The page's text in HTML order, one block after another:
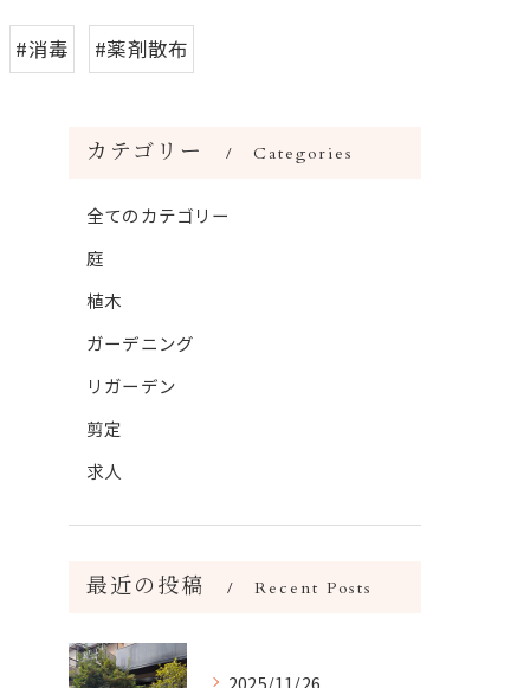
#消毒 #薬剤散布
カテゴリー Categories
全てのカテゴリー
庭
植木
ガーデニング
リガーデン
剪定
求人
最近の投稿 Recent Posts
2025/11/26